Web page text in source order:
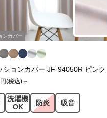
ンカバー
ションカバー JF-94050R ピンク
円(税込)～
洗濯機
OK
防炎 吸音